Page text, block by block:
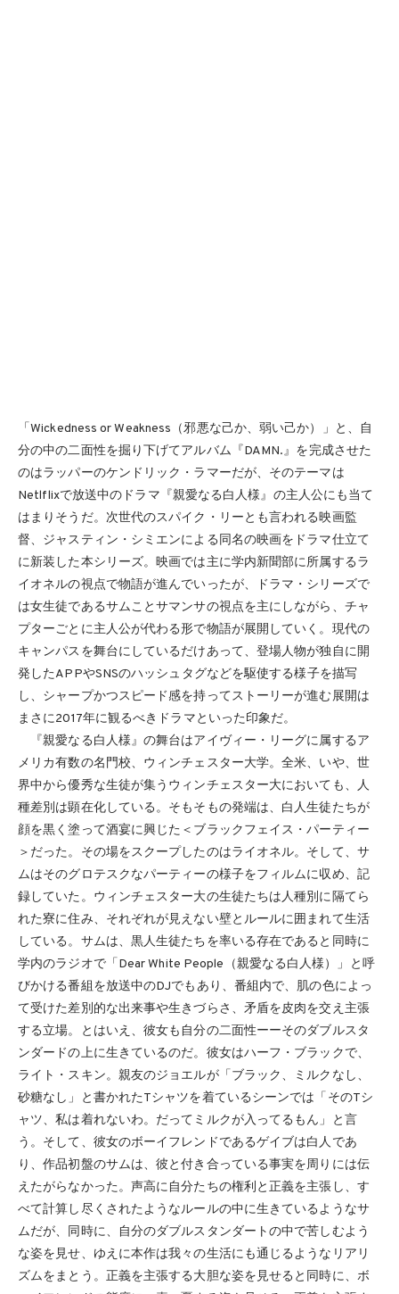
「Wickedness or Weakness（邪悪な己か、弱い己か）」と、自
分の中の二面性を掘り下げてアルバム『DAMN.』を完成させた
のはラッパーのケンドリック・ラマーだが、そのテーマは
Netlflixで放送中のドラマ『親愛なる白人様』の主人公にも当て
はまりそうだ。次世代のスパイク・リーとも言われる映画監
督、ジャスティン・シミエンによる同名の映画をドラマ仕立て
に新装した本シリーズ。映画では主に学内新聞部に所属するラ
イオネルの視点で物語が進んでいったが、ドラマ・シリーズで
は女生徒であるサムことサマンサの視点を主にしながら、チャ
プターごとに主人公が代わる形で物語が展開していく。現代の
キャンパスを舞台にしているだけあって、登場人物が独自に開
発したAPPやSNSのハッシュタグなどを駆使する様子を描写
し、シャープかつスピード感を持ってストーリーが進む展開は
まさに2017年に観るべきドラマといった印象だ。
『親愛なる白人様』の舞台はアイヴィー・リーグに属するア
メリカ有数の名門校、ウィンチェスター大学。全米、いや、世
界中から優秀な生徒が集うウィンチェスター大においても、人
種差別は顕在化している。そもそもの発端は、白人生徒たちが
顔を黒く塗って酒宴に興じた＜ブラックフェイス・パーティー
＞だった。その場をスクープしたのはライオネル。そして、サ
ムはそのグロテスクなパーティーの様子をフィルムに収め、記
録していた。ウィンチェスター大の生徒たちは人種別に隔てら
れた寮に住み、それぞれが見えない壁とルールに囲まれて生活
している。サムは、黒人生徒たちを率いる存在であると同時に
学内のラジオで「Dear White People（親愛なる白人様）」と呼
びかける番組を放送中のDJでもあり、番組内で、肌の色によっ
て受けた差別的な出来事や生きづらさ、矛盾を皮肉を交え主張
する立場。とはいえ、彼女も自分の二面性ーーそのダブルスタ
ンダードの上に生きているのだ。彼女はハーフ・ブラックで、
ライト・スキン。親友のジョエルが「ブラック、ミルクなし、
砂糖なし」と書かれたTシャツを着ているシーンでは「そのTシ
ャツ、私は着れないわ。だってミルクが入ってるもん」と言
う。そして、彼女のボーイフレンドであるゲイブは白人であ
り、作品初盤のサムは、彼と付き合っている事実を周りには伝
えたがらなかった。声高に自分たちの権利と正義を主張し、す
べて計算し尽くされたようなルールの中に生きているようなサ
ムだが、同時に、自分のダブルスタンダートの中で苦しむよう
な姿を見せ、ゆえに本作は我々の生活にも通じるようなリアリ
ズムをまとう。正義を主張する大胆な姿を見せると同時に、ボ